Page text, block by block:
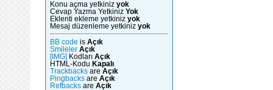
Konu açma yetkiniz yok
Cevap Yazma Yetkiniz Yok
Eklenti ekleme yetkiniz yok
Mesaj düzenleme yetkiniz yok
BB code is Açık
Smileler Açık
[IMG] Kodları Açık
HTML-Kodu Kapalı
Trackbacks are Açık
Pingbacks are Açık
Refbacks are Açık